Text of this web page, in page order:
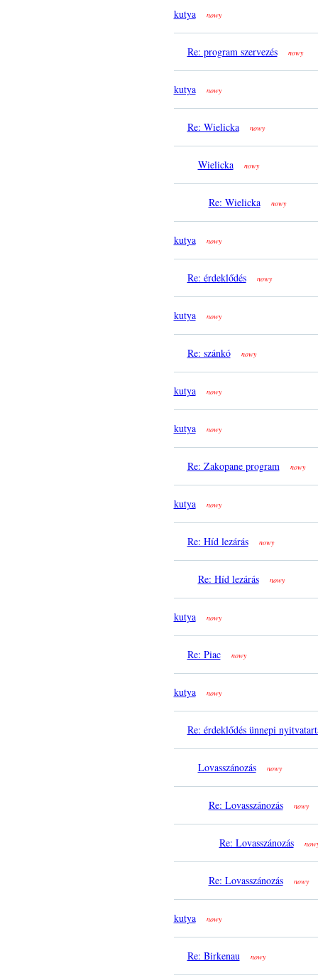
kutya nowy
Re: program szervezés nowy
kutya nowy
Re: Wielicka nowy
Wielicka nowy
Re: Wielicka nowy
kutya nowy
Re: érdeklődés nowy
kutya nowy
Re: szánkó nowy
kutya nowy
kutya nowy
Re: Zakopane program nowy
kutya nowy
Re: Híd lezárás nowy
Re: Híd lezárás nowy
kutya nowy
Re: Piac nowy
kutya nowy
Re: érdeklődés ünnepi
Lovasszánozás nowy
Re: Lovasszánozás nowy
Re: Lovasszánozás
Re: Lovasszánozás nowy
kutya nowy
Re: Birkenau nowy